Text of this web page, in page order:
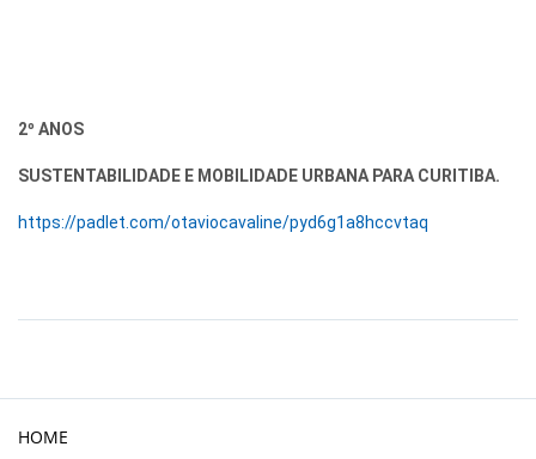
2º ANOS
SUSTENTABILIDADE E MOBILIDADE URBANA PARA CURITIBA.
https://padlet.com/otaviocavaline/pyd6g1a8hccvtaq
HOME